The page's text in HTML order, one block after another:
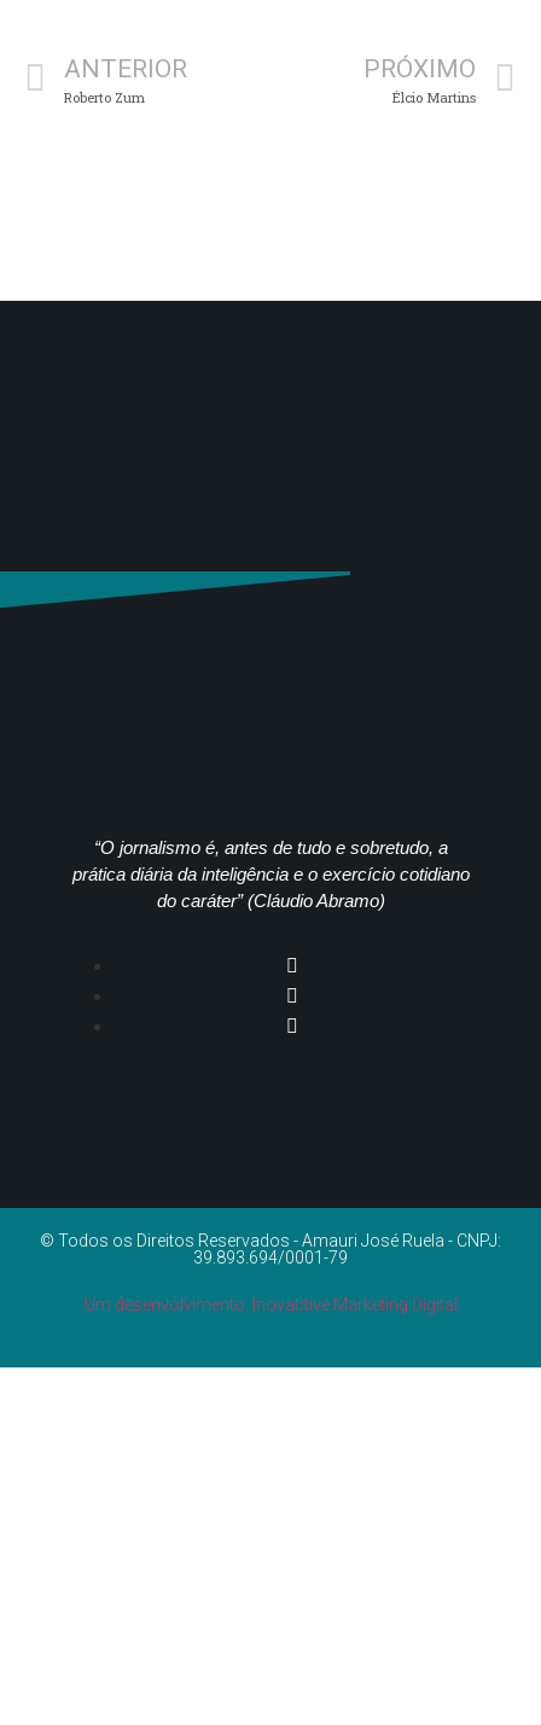
ANTERIOR
Roberto Zum
PRÓXIMO
Élcio Martins
“O jornalismo é, antes de tudo e sobretudo, a
prática diária da inteligência e o exercício cotidiano
do caráter” (Cláudio Abramo)
© Todos os Direitos Reservados - Amauri José Ruela - CNPJ:
39.893.694/0001-79
Um desenvolvimento: Inovactive Marketing Digital